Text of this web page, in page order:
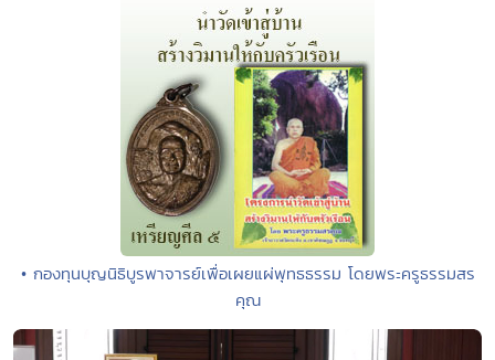
• กองทุนบุญนิธิบูรพาจารย์เพื่อเผยแผ่พุทธธรรม โดยพระครูธรรมสร
คุณ